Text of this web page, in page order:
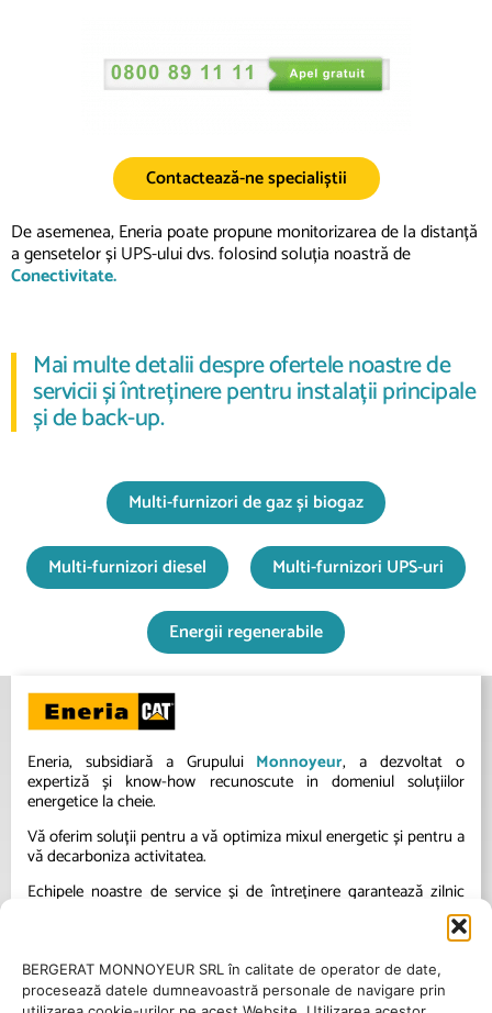
BERGERAT MONNOYEUR SRL în calitate de operator de date,
procesează datele dumneavoastră personale de navigare prin
Contactează-ne specialiștii
De asemenea, Eneria poate propune monitorizarea de la distanță
a gensetelor și UPS-ului dvs. folosindsoluția noastrăde
Conectivitate.
Mai multe detalii despre ofertele noastre de
servicii și întreținere pentru instalații principale
și de back-up.
Multi-furnizori de gaz și biogaz
Multi-furnizori diesel Multi-furnizori UPS-uri
Energii regenerabile
Eneria, subsidiară a Grupului Monnoyeur, a dezvoltat o
expertiză și know-how recunoscute in domeniul soluțiilor
energetice la cheie.
Vă oferim soluții pentru a vă optimiza mixul energetic și pentru a
vă decarboniza activitatea.
Echipele noastre de service și de întreținere garantează zilnic